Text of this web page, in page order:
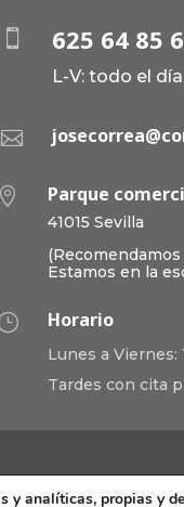
 625 64 85
L-V: todo el

 Parque
41015 Sevilla
Estamos en la
Horario
Lunes a Viernes:
Tardes con cita
analíticas, propias y